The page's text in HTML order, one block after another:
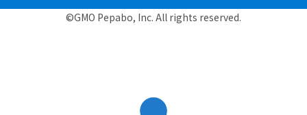
©GMO Pepabo, Inc. All rights reserved.